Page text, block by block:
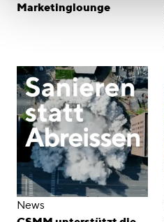
Marketinglounge
News